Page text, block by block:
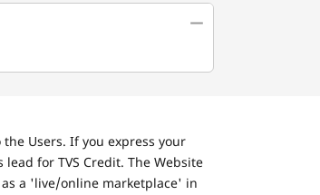
Users. If you express your
for TVS Credit. The Website
a 'live/online marketplace' in